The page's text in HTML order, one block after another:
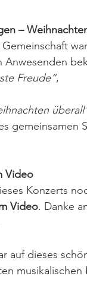
–
Anwesenden
Freude“,
gemeinsamen
Video
Konzerts
Video. Danke
auf dieses
musikalischen